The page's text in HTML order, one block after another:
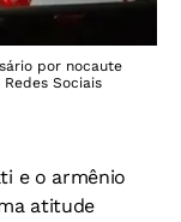
por nocaute
Sociais
e o armênio
atitude